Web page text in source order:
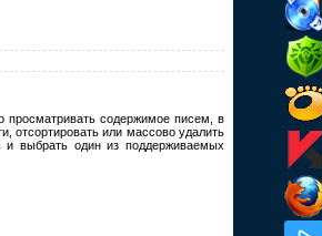
просматривать содержимое писем, в
отсортировать или массово удалить
и выбрать один из поддерживаемых